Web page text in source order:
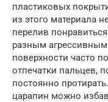
пластиковых
из этого материала
перелив
разным
поверхности часто
отпечатки пальцев,
постоянно
царапин можно